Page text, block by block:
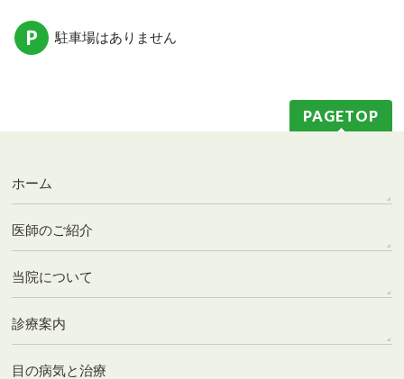
駐車場はありません
PAGETOP
ホーム
医師のご紹介
当院について
診療案内
目の病気と治療